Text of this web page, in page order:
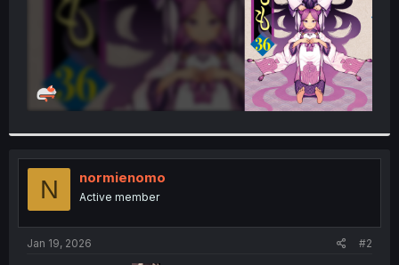
N normienomo
Active member
Jan 19, 2026 #2